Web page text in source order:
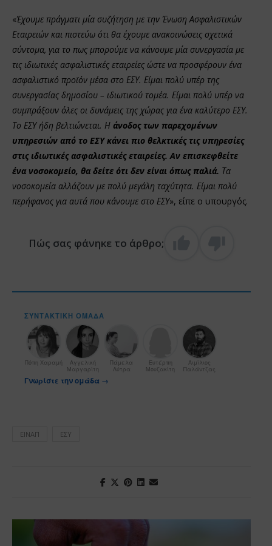
«Έχουμε πράγματι μία συζήτηση με την Ένωση Ασφαλιστικών
Εταιρειών και πιστεύω ότι θα έχουμε ανακοινώσεις σχετικά
σύντομα, για το πως μπορούμε να κάνουμε μία συνεργασία με
τις ιδιωτικές ασφαλιστικές εταιρείες ώστε να προσφέρουν ένα
ασφαλιστικό προϊόν μέσα στο ΕΣΥ. Είμαι πολύ υπέρ της
συνεργασίας δημοσίου – ιδιωτικού τομέα. Είμαι πολύ υπέρ να
συμπράξουν όλες οι δυνάμεις της χώρας για ένα καλύτερο ΕΣΥ.
Το ΕΣΥ ήδη βελτιώνεται. Η άνοδος των παρεχομένων
υπηρεσιών από το ΕΣΥ κάνει πιο θελκτικές τις υπηρεσίες
στις ιδιωτικές ασφαλιστικές εταιρείες. Αν επισκεφθείτε
ένα νοσοκομείο, θα δείτε ότι δεν είναι όπως παλιά. Τα
νοσοκομεία αλλάζουν με πολύ μεγάλη ταχύτητα. Είμαι πολύ
περήφανος για αυτά που κάνουμε στο ΕΣΥ», είπε ο υπουργός.
Πώς σας φάνηκε το άρθρο;
ΣΥΝΤΑΚΤΙΚΉ ΟΜΆΔΑ
Πόπη Χαραμή
Αγγελική
Μαργαρίτη
Πάμελα
Λύτρα
Ευτέρπη
Μουζακίτη
Αιμίλιος
Παλάντζας
Γνωρίστε την ομάδα →
ΕΙΝΑΠ ΕΣΥ